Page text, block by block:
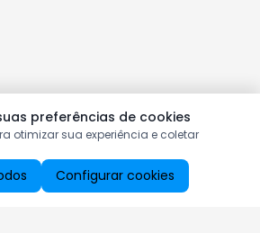
preferências de cookies
otimizar sua experiência e coletar
Configurar cookies